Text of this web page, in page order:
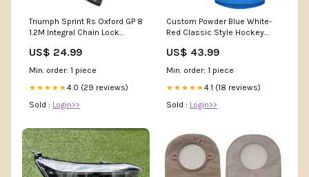
Triumph Sprint Rs Oxford GP 8
1.2M Integral Chain Lock
Motorbike LK104 NC700X
US$ 24.99
Min. order: 1 piece
★★★★★4.0 (29 reviews)
Sold : Login>>
Custom Powder Blue White-
Red Classic Style Hockey
basketball jersey
US$ 43.99
Min. order: 1 piece
★★★★★4.1 (18 reviews)
Sold : Login>>